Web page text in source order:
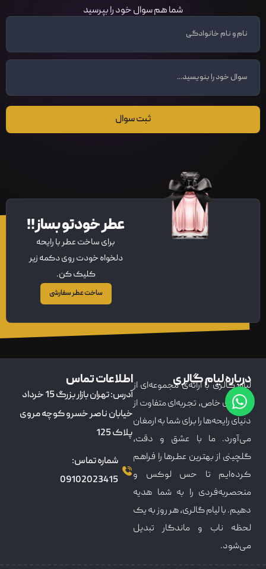
شما هم سوال خود را بپرسید
ثبت سوال
عطر خودتو بساز!!
برای ساخت عطر با رایحه
دلخواه خودت روی دکمه زیر
کلیک کن.
ساخت عطر سفارشی
درباره لیام گالری
لیام گالری با ارائه‌ی مجموعه‌ای از
عطرهای خاص، تجربه‌ای متفاوت از
دنیای رایحه‌ها را برای شما به ارمغان
می‌آورد. ما با عشق و دقت،
گلچینی از بهترین عطرها را فراهم
کرده‌ایم تا حس لوکس و
منحصربه‌فردی را به شما هدیه
دهیم. با لیام گالری، هر روز به یک
لحظه ناب و ماندگار تبدیل
می‌شود.
اطلاعات تماس
آدرس: تهران بازار بزرگ 15 خرداد
خیابان ناصر خسرو کوچه مروی
پلاک 125
شماره تماس:
09102023415